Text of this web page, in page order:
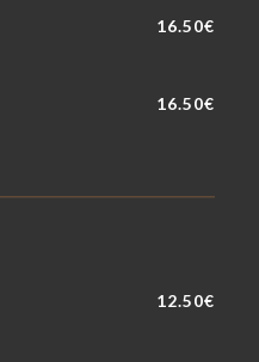
16.50€
16.50€
12.50€